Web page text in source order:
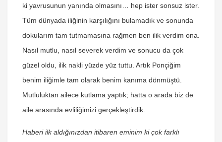
ki yavrusunun yanında olmasını… hep ister sonsuz ister.
Tüm dünyada iliğinin karşılığını bulamadık ve sonunda
dokularım tam tutmamasına rağmen ben ilik verdim ona.
Nasıl mutlu, nasıl severek verdim ve sonucu da çok
güzel oldu, ilik nakli yüzde yüz tuttu. Artık Ponçiğim
benim iliğimle tam olarak benim kanıma dönmüştü.
Mutluluktan ailece kutlama yaptık; hatta o arada biz de
aile arasında evliliğimizi gerçekleştirdik.
Haberi ilk aldığınızdan itibaren eminim ki çok farklı